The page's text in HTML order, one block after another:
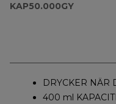
KAP50.000GY
DRYCKER NÄR
400 ml